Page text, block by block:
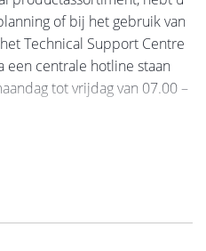
of bij het gebruik van
Technical Support Centre
een centrale hotline staan
tot vrijdag van 07.00 –